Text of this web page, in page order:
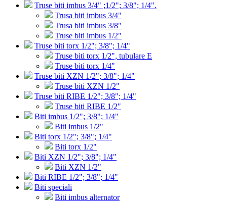
Truse biti imbus 3/4" ;1/2"; 3/8"; 1/4".
Trusa biti imbus 3/4"
Trusa biti imbus 3/8"
Truse biti imbus 1/2"
Truse biti torx 1/2"; 3/8"; 1/4"
Truse biti torx 1/2", tubulare E
Truse biti torx 1/4"
Truse biti XZN 1/2"; 3/8"; 1/4"
Truse biti XZN 1/2"
Truse biti RIBE 1/2"; 3/8"; 1/4"
Truse biti RIBE 1/2"
Biti imbus 1/2"; 3/8"; 1/4"
Biti imbus 1/2"
Biti torx 1/2"; 3/8"; 1/4"
Biti torx 1/2"
Biti XZN 1/2"; 3/8"; 1/4"
Biti XZN 1/2"
Biti RIBE 1/2"; 3/8"; 1/4"
Biti speciali
Biti imbus alternator